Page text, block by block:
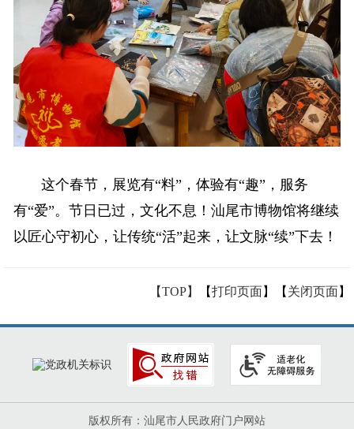
这个春节，展览有“料”，体验有“趣”，服务
有“爱”。节日已过，文化不息！汕尾市博物馆将继续
以匠心守初心，让传统“活”起来，让文脉“续”下去！
【TOP】 【打印页面 】【 关闭页面 】
版权所有：汕尾市人民政府门户网站